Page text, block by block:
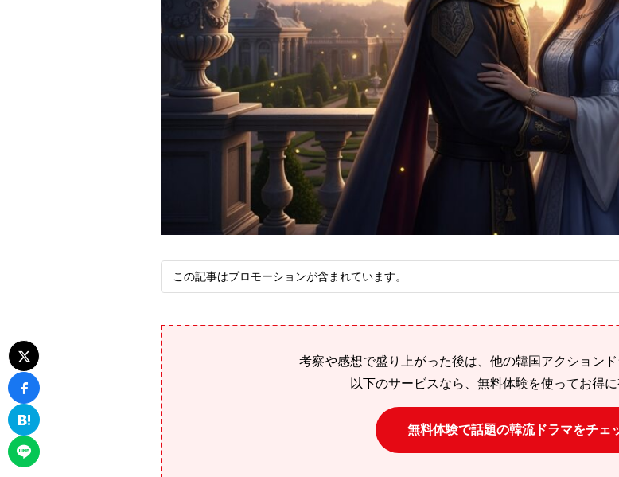
この記事はプロモーションが含まれています。
考察や感想で盛り上がった後は、他の韓国アクション
以下のサービスなら、無料体験を使ってお得に
無料体験で話題の韓流ドラマをチェ